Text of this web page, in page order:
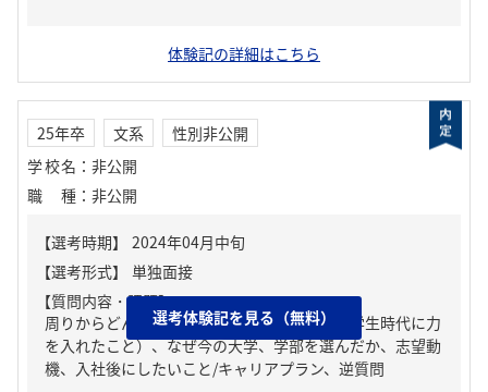
体験記の詳細はこちら
25年卒 文系
性別非公開
学校名 ： 非公開
職種 ： 非公開
【質問内容・課題】
周りからどんな人といわれる？、ガクチカ（学生時代に力
を入れたこと）、なぜ今の大学、学部を選んだか、志望動
機、入社後にしたいこと/キャリアプラン、逆質問
選考体験記を見る（無料）